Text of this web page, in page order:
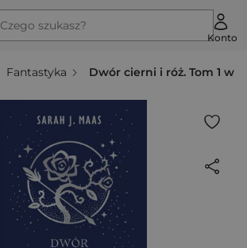
Czego szukasz?
Konto
Fantastyka Dwór cierni i róż. Tom 1